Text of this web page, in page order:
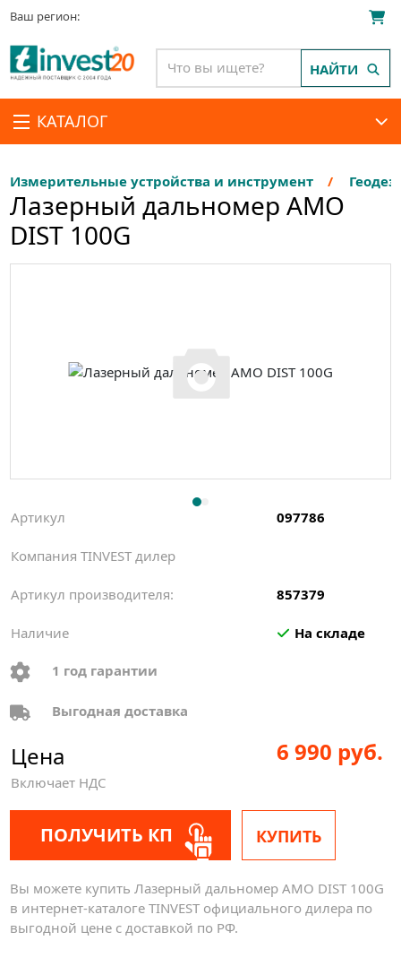
Ваш регион:
КАТАЛОГ
НАЙТИ
Измерительные устройства и инструмент
Лазерный дальномер AMO
DIST 100G
Артикул 097786
Компания TINVEST дилер
Артикул производителя: 857379
Наличие На складе
1 год гарантии
Выгодная доставка
Цена
Включает НДС
6 990 руб.
ПОЛУЧИТЬ КП КУПИТЬ
Вы можете купить Лазерный дальномер AMO DIST 100G
в интернет-каталоге TINVEST официального дилера по
выгодной цене с доставкой по РФ.